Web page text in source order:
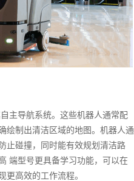
主导航系统。这些机器人通常配
绘制出清洁区域的地图。机器人通
止碰撞，同时能有效规划清洁路
端型号更具备学习功能，可以在
更高效的工作流程。